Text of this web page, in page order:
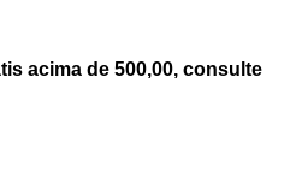
acima de 500,00, consulte